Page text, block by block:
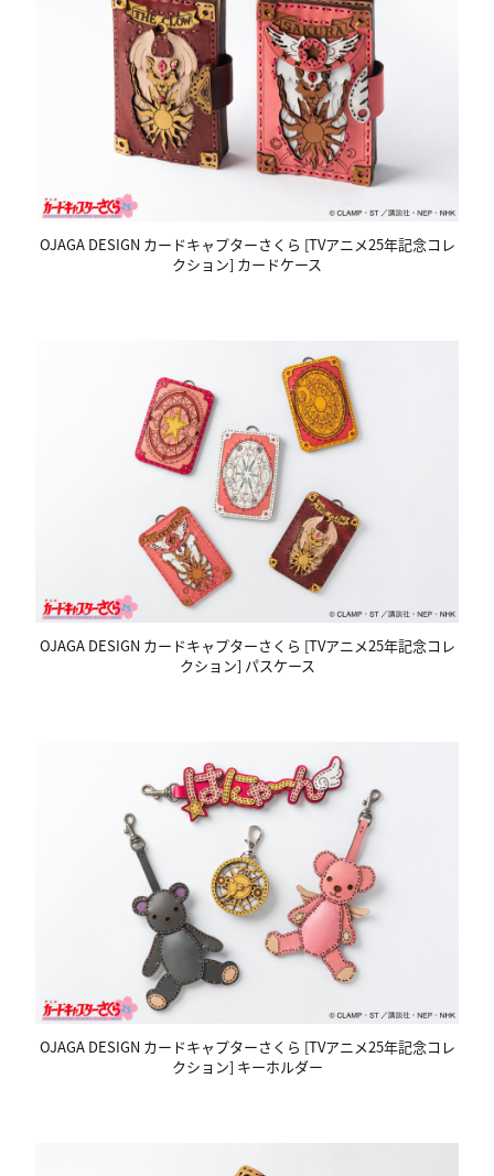
OJAGA DESIGN カードキャプターさくら [TVアニメ25年記念コレ
クション] カードケース
OJAGA DESIGN カードキャプターさくら [TVアニメ25年記念コレ
クション] パスケース
OJAGA DESIGN カードキャプターさくら [TVアニメ25年記念コレ
クション] キーホルダー